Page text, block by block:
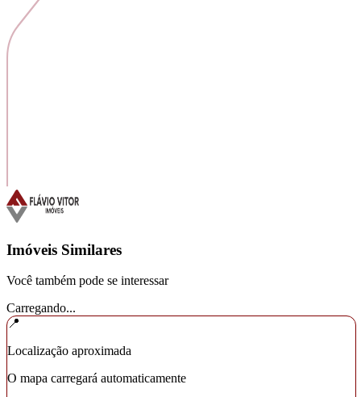
Imóveis Similares
Você também pode se interessar
Carregando...
📍
Localização aproximada
O mapa carregará automaticamente